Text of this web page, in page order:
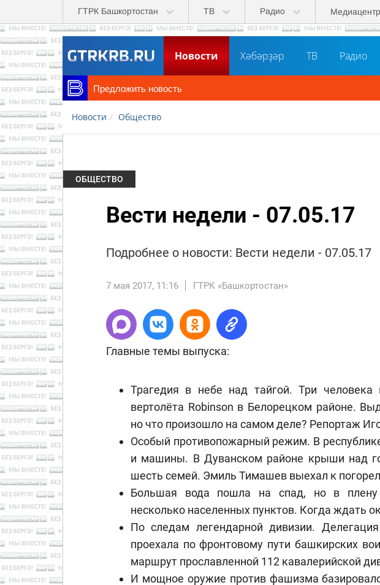
Перейти к основному содержанию
ГТРК Башкортостан ТВ Радио Медиацентр
Новости Хәбәрҙәр ТВ Радио
Предложить новость
Новости Общество
ОБЩЕСТВО
Вести недели - 07.05.17
Подробнее о новости: Вести недели - 07.05.17
7 мая 2017, 11:16 ГТРК «Башкортостан»
Главные темы выпуска:
Трагедия в небе над тайгой. Три человека
вертолёта Robinson в Белорецком районе.
но что произошло на самом деле? Репортаж
Особый противопожарный режим. В
и машины. В Дуванском районе крыши над
шесть семей. Эмиль Тимашев выехал к
Большая вода пошла на спад, но в плену
несколько населенных пунктов. Когда ждать
По следам легендарной дивизии.
проехала по фронтовому пути башкирских
маршрут прославленной 112 кавалерийской
И мощное оружие против фашизма